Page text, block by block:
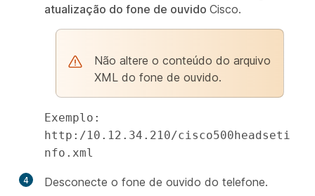
atualização do fone de ouvido Cisco.
Não altere o conteúdo do arquivo
XML do fone de ouvido.
Exemplo:
http:/10.12.34.210/cisco500headseti
nfo.xml
4 Desconecte o fone de ouvido do telefone.